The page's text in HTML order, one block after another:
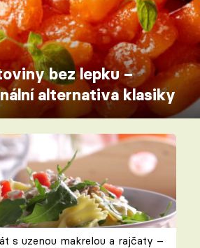
bez lepku –
alternativa klasiky
s uzenou makrelou a rajčaty –